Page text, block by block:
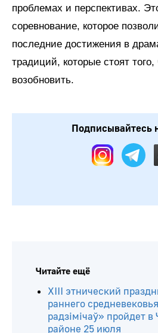
проблемах и перспективах.
соревнование, которое
последние достижения в
традиций, которые стоят
возобновить.
Подписывайтесь